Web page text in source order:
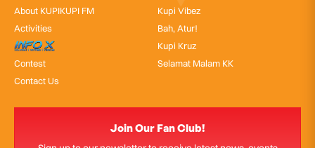
About KUPIKUPI FM
Activities
InfoX
Contest
Contact Us
Kupi Vibez
Bah, Atur!
Kupi Kruz
Selamat Malam KK
Join Our Fan Club!